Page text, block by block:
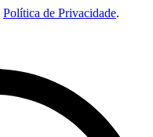
Política de Privacidade.